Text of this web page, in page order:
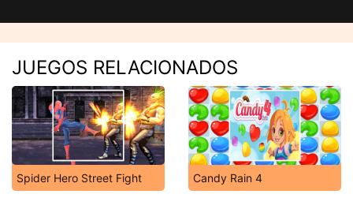
JUEGOS RELACIONADOS
Spider Hero Street Fight Candy Rain 4